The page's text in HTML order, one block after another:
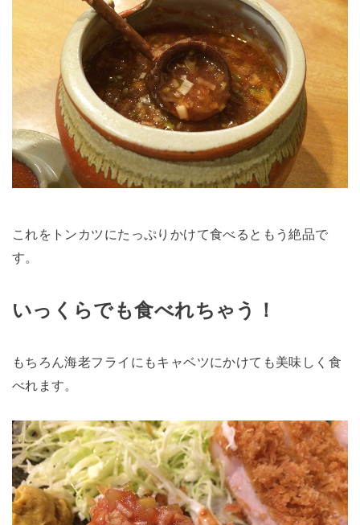
これをトンカツにたっぷりかけて食べるともう絶品で
す。
いっくらでも食べれちゃう！
もちろん海老フライにもキャベツにかけても美味しく食
べれます。